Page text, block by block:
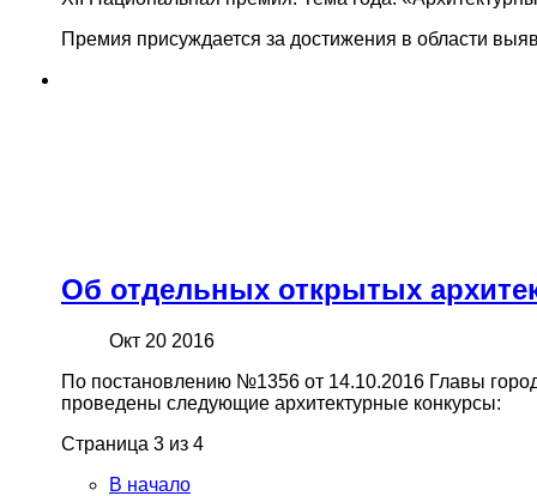
Премия присуждается за достижения в области
Об отдельных открытых
Окт 20 2016
По постановлению №1356 от 14.10.2016 Главы
проведены следующие архитектурные конкурсы:
Страница 3 из 4
В начало